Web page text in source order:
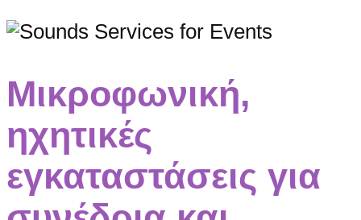
Μικροφωνική,
ηχητικές
εγκαταστάσεις για